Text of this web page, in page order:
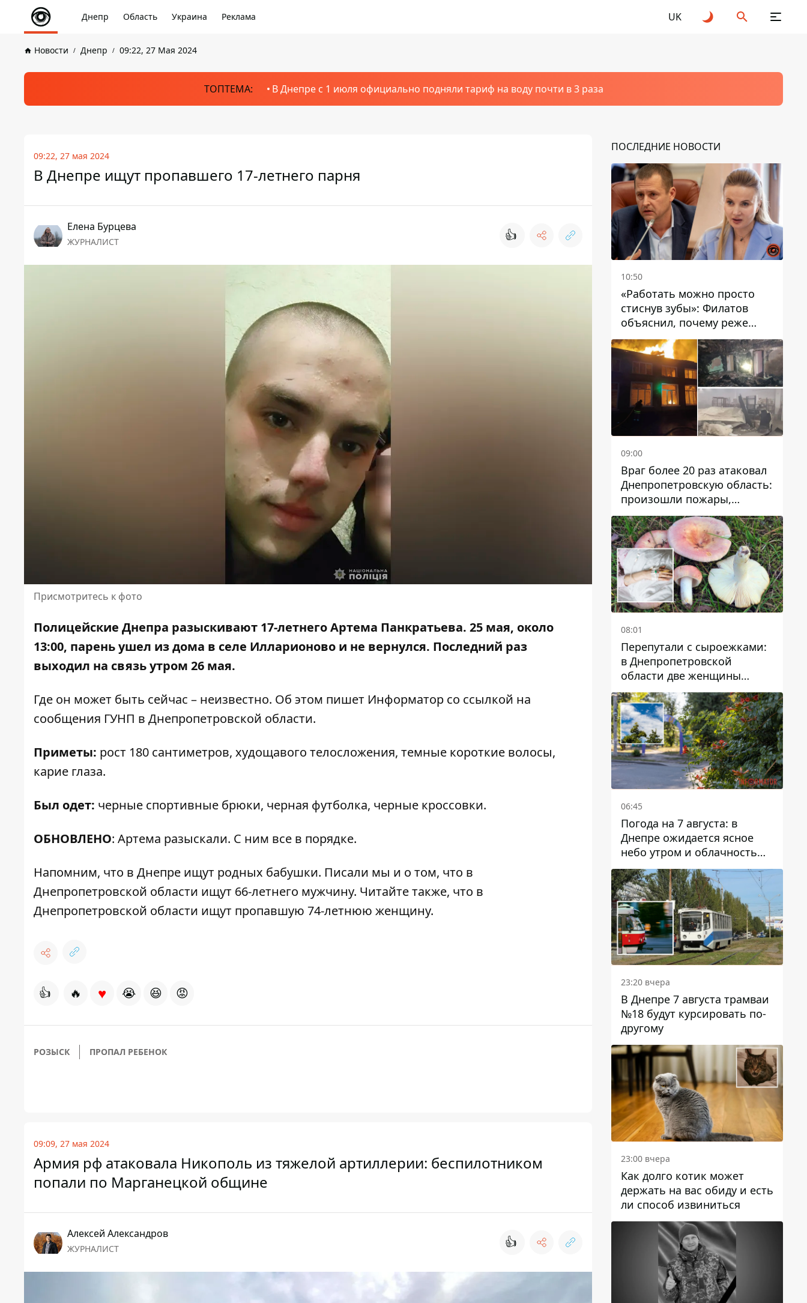
Днепр Область Украина Реклама UK
Новости Днепр 09:22, 27 Мая 2024
ТОПТЕМА: В Днепре с 1 июля официально подняли тариф на воду почти в 3 раза
09:22, 27 мая 2024
В Днепре ищут пропавшего 17-летнего парня
Елена Бурцева
ЖУРНАЛИСТ 👍
Присмотритесь к фото
Полицейские Днепра разыскивают 17-летнего Артема Панкратьева. 25 мая, около
13:00, парень ушел из дома в селе Илларионово и не вернулся. Последний раз
выходил на связь утром 26 мая.
Где он может быть сейчас – неизвестно. Об этом пишет Информатор со ссылкой на
сообщения ГУНП в Днепропетровской области.
Приметы: рост 180 сантиметров, худощавого телосложения, темные короткие волосы,
карие глаза.
Был одет: черные спортивные брюки, черная футболка, черные кроссовки.
ОБНОВЛЕНО: Артема разыскали. С ним все в порядке.
Напомним, что в Днепре ищут родных бабушки. Писали мы и о том, что в
Днепропетровской области ищут 66-летнего мужчину. Читайте также, что в
Днепропетровской области ищут пропавшую 74-летнюю женщину.
👍 🔥 ♥ 😭 😆 😡
РОЗЫСК ПРОПАЛ РЕБЕНОК
09:09, 27 мая 2024
Армия рф атаковала Никополь из тяжелой артиллерии: беспилотником
попали по Марганецкой общине
Алексей Александров
ЖУРНАЛИСТ 👍
ПОСЛЕДНИЕ НОВОСТИ
10:50
«Работать можно просто
стиснув зубы»: Филатов
объяснил, почему реже
пишет в соцсетях и
раскритиковал медийность
чиновников
09:00
Враг более 20 раз атаковал
Днепропетровскую область:
произошли пожары,
повреждены дома,
инфраструктура и авто
08:01
Перепутали с сыроежками:
в Днепропетровской
области две женщины
отравились грибами
06:45
Погода на 7 августа: в
Днепре ожидается ясное
небо утром и облачность
после обеда
23:20 вчера
В Днепре 7 августа трамваи
№18 будут курсировать по-
другому
23:00 вчера
Как долго котик может
держать на вас обиду и есть
ли способ извиниться